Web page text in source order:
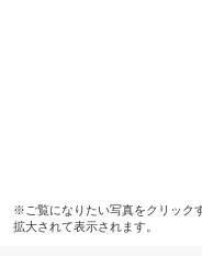
※ご覧になりたい写真をクリック
拡大されて表示されます。